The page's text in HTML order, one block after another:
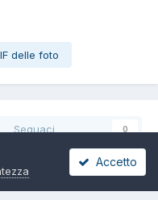
delle foto
Seguaci 0
Accetto